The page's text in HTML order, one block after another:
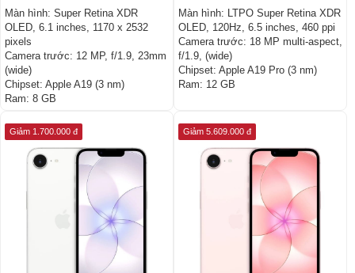
Màn hình: Super Retina XDR
OLED, 6.1 inches, 1170 x 2532
pixels
Camera trước: 12 MP, f/1.9, 23mm
(wide)
Chipset: Apple A19 (3 nm)
Ram: 8 GB
Màn hình: LTPO Super Retina XDR
OLED, 120Hz, 6.5 inches, 460 ppi
Camera trước: 18 MP multi-aspect,
f/1.9, (wide)
Chipset: Apple A19 Pro (3 nm)
Ram: 12 GB
Giảm 1.700.000 đ Giảm 5.609.000 đ